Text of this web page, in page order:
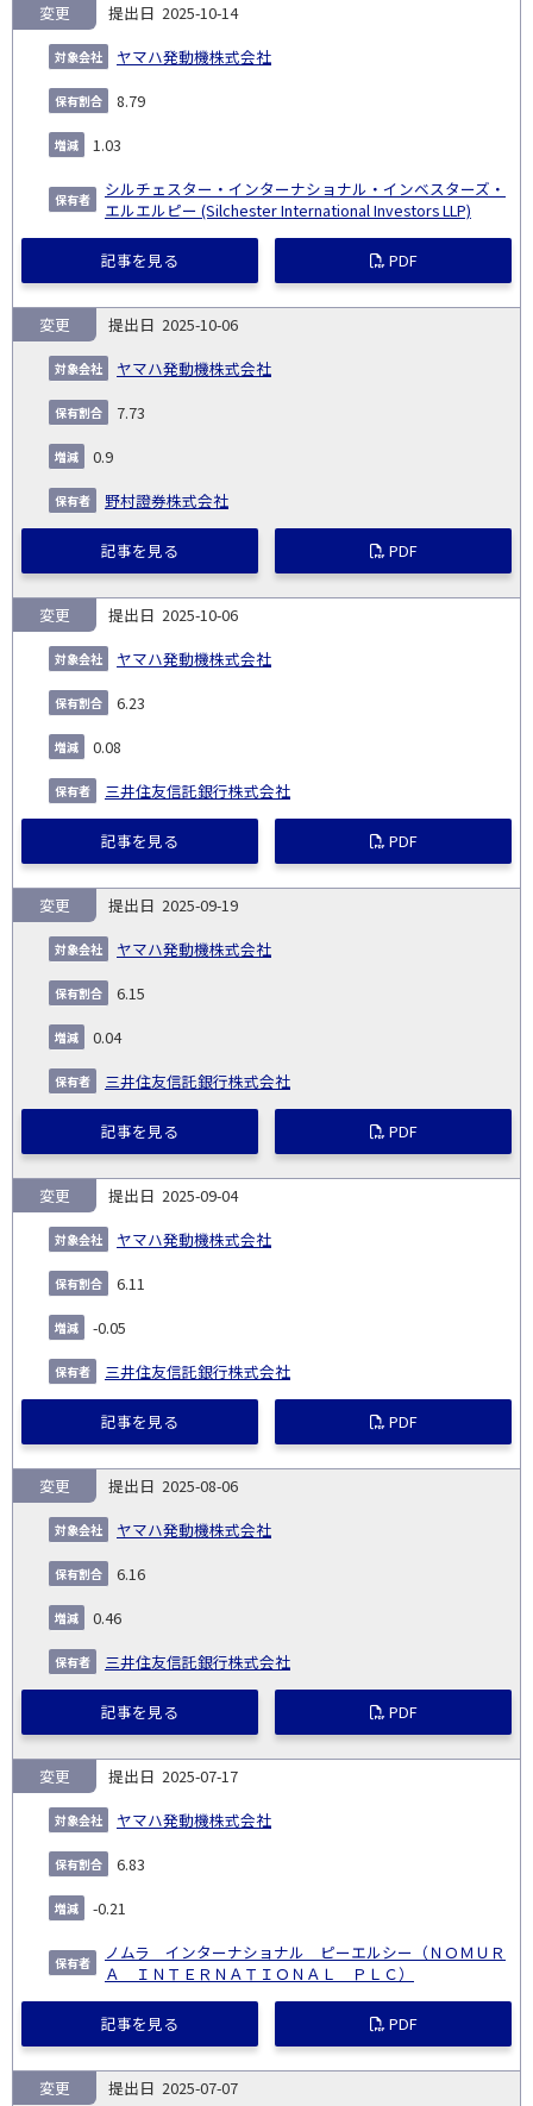
2025-10-14
ヤマハ発動機株式会社
変更
8.79
1.03
シルチェスター・インターナショナル・インベスターズ・
エルエルピー (Silchester International Investors LLP)
記事を見る PDF
2025-10-06
ヤマハ発動機株式会社
変更
7.73
0.9
野村證券株式会社
記事を見る PDF
2025-10-06
ヤマハ発動機株式会社
変更
6.23
0.08
三井住友信託銀行株式会社
記事を見る PDF
2025-09-19
ヤマハ発動機株式会社
変更
6.15
0.04
三井住友信託銀行株式会社
記事を見る PDF
2025-09-04
ヤマハ発動機株式会社
変更
6.11
-0.05
三井住友信託銀行株式会社
記事を見る PDF
2025-08-06
ヤマハ発動機株式会社
変更
6.16
0.46
三井住友信託銀行株式会社
記事を見る PDF
2025-07-17
ヤマハ発動機株式会社
変更
6.83
-0.21
ノムラ インターナショナル ピーエルシー（ＮＯＭＵＲ
Ａ ＩＮＴＥＲＮＡＴＩＯＮＡＬ ＰＬＣ）
記事を見る PDF
2025-07-07
変更